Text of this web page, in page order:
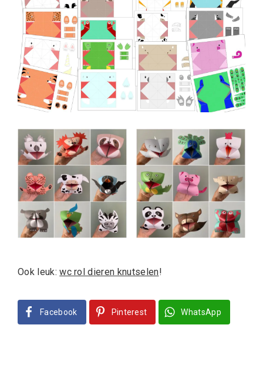
Ook leuk:wc rol dieren knutselen!
Facebook Pinterest WhatsApp